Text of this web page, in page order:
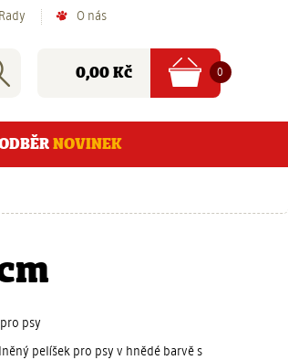
Rady O nás
hledání:
Cena:
0,00 Kč 0 položek
NOVINEK
psy
pelíšek pro psy v hnědé barvě s